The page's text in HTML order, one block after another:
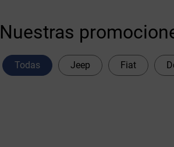
Nuestras
Todas Jeep Fiat